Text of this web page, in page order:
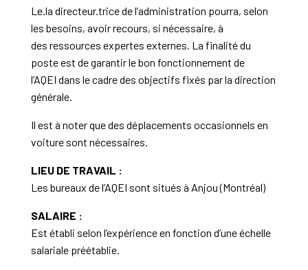
Le.la directeur.trice de l’administration pourra, selon
les besoins, avoir recours, si nécessaire, à
des ressources expertes externes. La finalité du
poste est de garantir le bon fonctionnement de
l’AQEI dans le cadre des objectifs fixés par la direction
générale.
Il est à noter que des déplacements occasionnels en
voiture sont nécessaires.
LIEU DE TRAVAIL :
Les bureaux de l’AQEI sont situés à Anjou (Montréal)
SALAIRE :
Est établi selon l’expérience en fonction d’une échelle
salariale préétablie.